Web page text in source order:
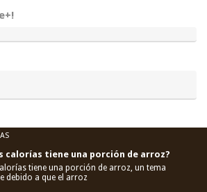
calorías tiene una porción de arroz?
tiene una porción de arroz, un tema
debido a que el arroz